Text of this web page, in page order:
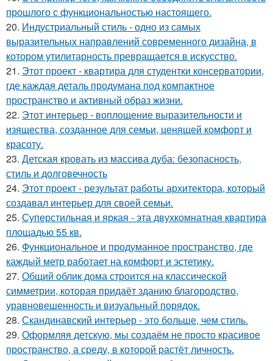
прошлого с функциональностью настоящего.
20. Индустриальный стиль - одно из самых
выразительных направлений современного дизайна, в
котором утилитарность превращается в искусство.
21. Этот проект - квартира для студентки консерватории,
где каждая деталь продумана под компактное
пространство и активный образ жизни.
22. Этот интерьер - воплощение выразительности и
изящества, созданное для семьи, ценящей комфорт и
красоту.
23. Детская кровать из массива дуба: безопасность,
стиль и долговечность
24. Этот проект - результат работы архитектора, который
создавал интерьер для своей семьи.
25. Суперстильная и яркая - эта двухкомнатная квартира
площадью 55 кв.
26. Функциональное и продуманное пространство, где
каждый метр работает на комфорт и эстетику.
27. Общий облик дома строится на классической
симметрии, которая придаёт зданию благородство,
уравновешенность и визуальный порядок.
28. Скандинавский интерьер - это больше, чем стиль.
29. Оформляя детскую, мы создаём не просто красивое
пространство, а среду, в которой растёт личность.